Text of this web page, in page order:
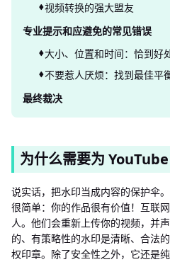
视频转换的强大盟友
专业提示和应避免的常见错误
大小、位置和时间：恰到好
不要惹人厌烦：找到最佳平
最终裁决
为什么需要为
说实话，把水印当成内容的保护伞
很简单：你的作品很有价值！互联
人。他们会重新上传你的视频，并
的、有策略性的水印是清晰、合法
权印章。除了安全性之外，它还是